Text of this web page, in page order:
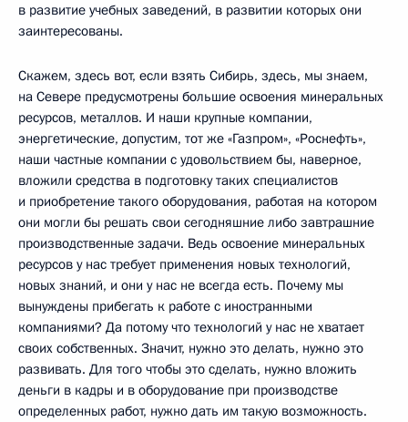
в развитие учебных заведений, в развитии которых они
заинтересованы.
Скажем, здесь вот, если взять Сибирь, здесь, мы знаем,
на Севере предусмотрены большие освоения минеральных
ресурсов, металлов. И наши крупные компании,
энергетические, допустим, тот же «Газпром», «Роснефть»,
наши частные компании с удовольствием бы, наверное,
вложили средства в подготовку таких специалистов
и приобретение такого оборудования, работая на котором
они могли бы решать свои сегодняшние либо завтрашние
производственные задачи. Ведь освоение минеральных
ресурсов у нас требует применения новых технологий,
новых знаний, и они у нас не всегда есть. Почему мы
вынуждены прибегать к работе с иностранными
компаниями? Да потому что технологий у нас не хватает
своих собственных. Значит, нужно это делать, нужно это
развивать. Для того чтобы это сделать, нужно вложить
деньги в кадры и в оборудование при производстве
определенных работ, нужно дать им такую возможность.